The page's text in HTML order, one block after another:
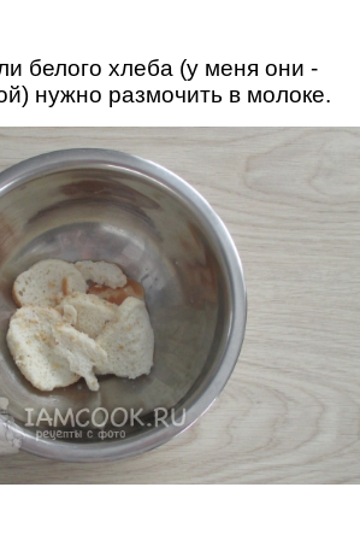
белого хлеба (у меня они -
нужно размочить в молоке.